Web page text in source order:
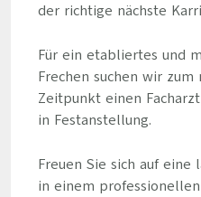
der richtige nächste
Für ein etabliertes und
Frechen suchen wir zum
Zeitpunkt einen
in Festanstellung.
Freuen Sie sich auf
in einem